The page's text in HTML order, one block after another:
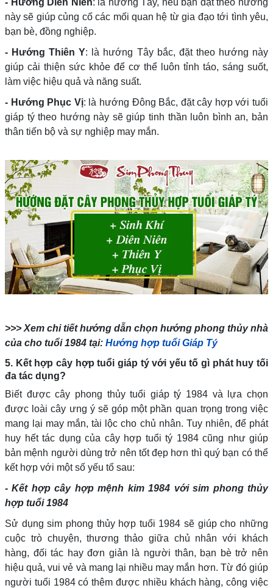
- Hướng Diên Niên: là hướng Tây, nếu bạn đặt theo hướng
này sẽ giúp củng cố các mối quan hệ từ gia đạo tới tình yêu,
bạn bè, đồng nghiệp.
- Hướng Thiên Y: là hướng Tây bắc, đặt theo hướng này
giúp cải thiện sức khỏe để cơ thể luôn tỉnh táo, sáng suốt,
làm việc hiệu quả và năng suất.
- Hướng Phục Vị: là hướng Đông Bắc, đặt cây hợp với tuổi
giáp tý theo hướng này sẽ giúp tinh thần luôn bình an, bản
thân tiến bộ và sự nghiệp may mắn.
>>> Xem chi tiết hướng dẫn chọn hướng phong thủy nhà
của cho tuổi 1984 tại: Hướng hợp tuổi Giáp Tý
5. Kết hợp cây hợp tuổi giáp tý với yếu tố gì phát huy tối
đa tác dụng?
Biết được cây phong thủy tuổi giáp tý 1984 và lựa chọn
được loài cây ưng ý sẽ góp một phần quan trọng trong việc
mang lại may mắn, tài lộc cho chủ nhân. Tuy nhiên, để phát
huy hết tác dụng của cây hợp tuổi tý 1984 cũng như giúp
bản mệnh người dùng trở nên tốt đẹp hơn thì quý bạn có thể
kết hợp với một số yếu tố sau:
- Kết hợp cây hợp mệnh kim 1984 với sim phong thủy
hợp tuổi 1984
Sử dụng sim phong thủy hợp tuổi 1984 sẽ giúp cho những
cuộc trò chuyện, thương thảo giữa chủ nhân với khách
hàng, đối tác hay đơn giản là người thân, bạn bè trở nên
hiệu quả, vui vẻ và mang lại nhiều may mắn hơn. Từ đó giúp
người tuổi 1984 có thêm được nhiều khách hàng, công việc